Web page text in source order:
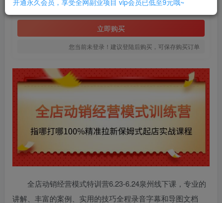
SVIP全站会员免费
立即购买
您当前未登录！建议登陆后购买，可保存购买订单
全店动销经营模式特训营6.23-6.24泉州线下课，专业的
讲解、丰富的案例、实用的技巧全程录音字幕和导图文档
开通永久会员，享受全网副业项目 vip会员已低至9元哦~